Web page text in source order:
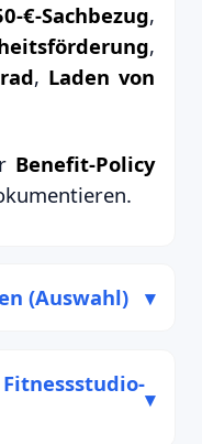
€-Sachbezug,
,
, Laden von
Benefit-Policy
(Auswahl)